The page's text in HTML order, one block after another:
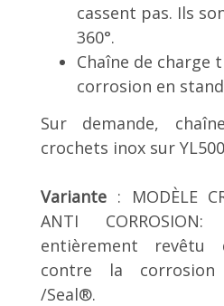
cassent pas. Ils
360°.
Chaîne de charge
corrosion en
Sur demande,
crochets inox sur
Variante : MODÈLE
ANTI
entièrement revêtu
contre la
/Seal®.